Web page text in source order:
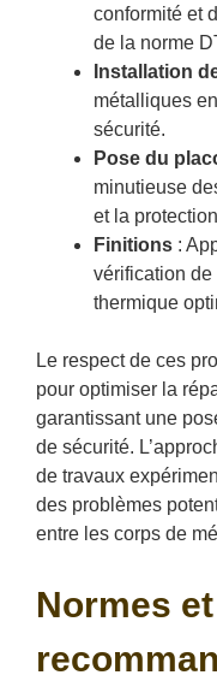
conformité et
de la norme
Installation
métalliques
sécurité.
Pose du
minutieuse
et la
Finitions :
vérification de
thermique
Le respect de ces
pour optimiser la
garantissant une
de sécurité.
de travaux
des problèmes
entre les corps de
Normes et